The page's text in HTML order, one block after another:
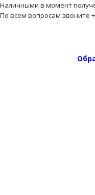
Наличными в момент
По всем вопросам звоните